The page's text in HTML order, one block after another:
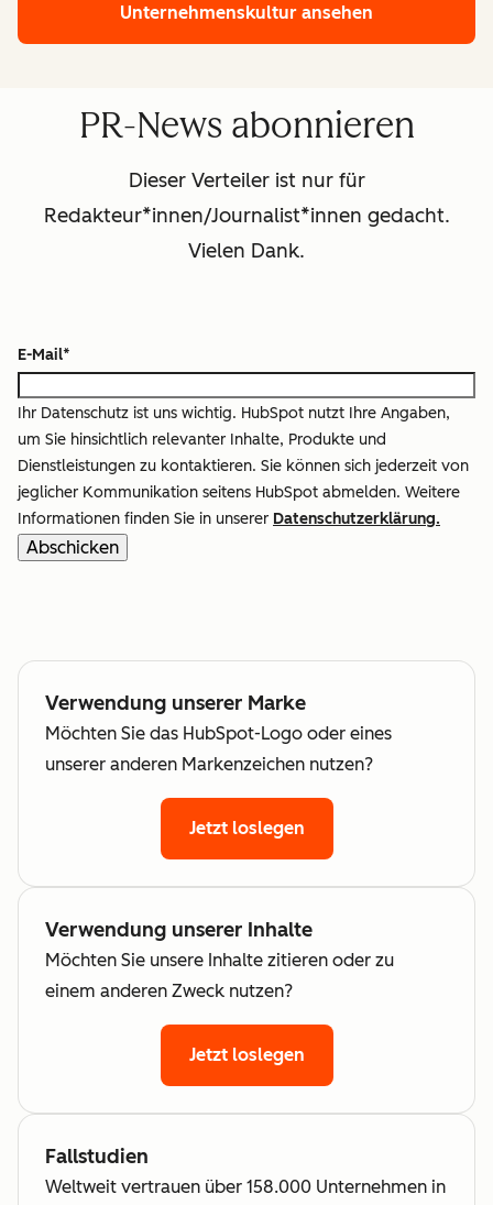
Unternehmenskultur ansehen
PR-News abonnieren
Dieser Verteiler ist nur für
Redakteur*innen/Journalist*innen gedacht.
Vielen Dank.
E-Mail*
Ihr Datenschutz ist uns wichtig. HubSpot nutzt Ihre Angaben,
um Sie hinsichtlich relevanter Inhalte, Produkte und
Dienstleistungen zu kontaktieren. Sie können sich jederzeit von
jeglicher Kommunikation seitens HubSpot abmelden. Weitere
Informationen finden Sie in unserer Datenschutzerklärung.
Verwendung unserer Marke
Möchten Sie das HubSpot-Logo oder eines
unserer anderen Markenzeichen nutzen?
Jetzt loslegen
Verwendung unserer Inhalte
Möchten Sie unsere Inhalte zitieren oder zu
einem anderen Zweck nutzen?
Jetzt loslegen
Fallstudien
Weltweit vertrauen über 158.000 Unternehmen in